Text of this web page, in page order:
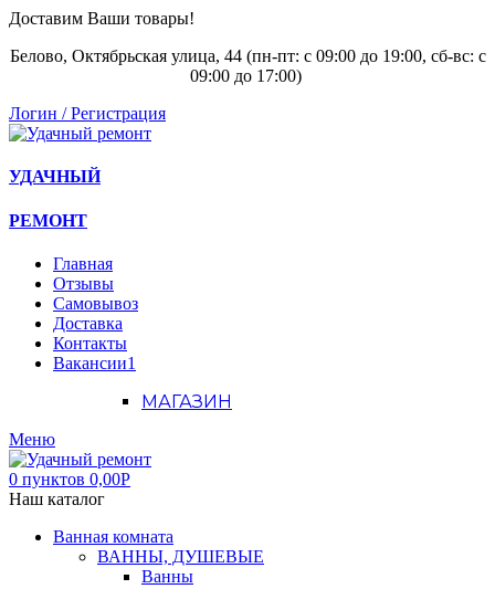
Доставим Ваши товары!
Белово, Октябрьская улица, 44 (пн-пт: с 09:00 до 19:00, сб-вс: с
09:00 до 17:00)
Логин / Регистрация
УДАЧНЫЙ
РЕМОНТ
Главная
Отзывы
Самовывоз
Доставка
Контакты
Вакансии1
МАГАЗИН
Меню
0 пунктов 0,00Р
Наш каталог
Ванная комната
ВАННЫ, ДУШЕВЫЕ
Ванны